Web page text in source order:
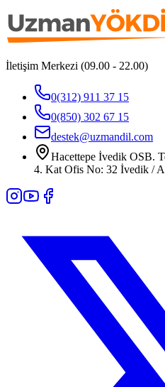
İletişim Merkezi (09.00 - 22.00)
0(312) 911 37 15
0(850) 302 67 15
destek@uzmandil.com
Hacettepe İvedik OSB.
4. Kat Ofis No: 32 İvedik /